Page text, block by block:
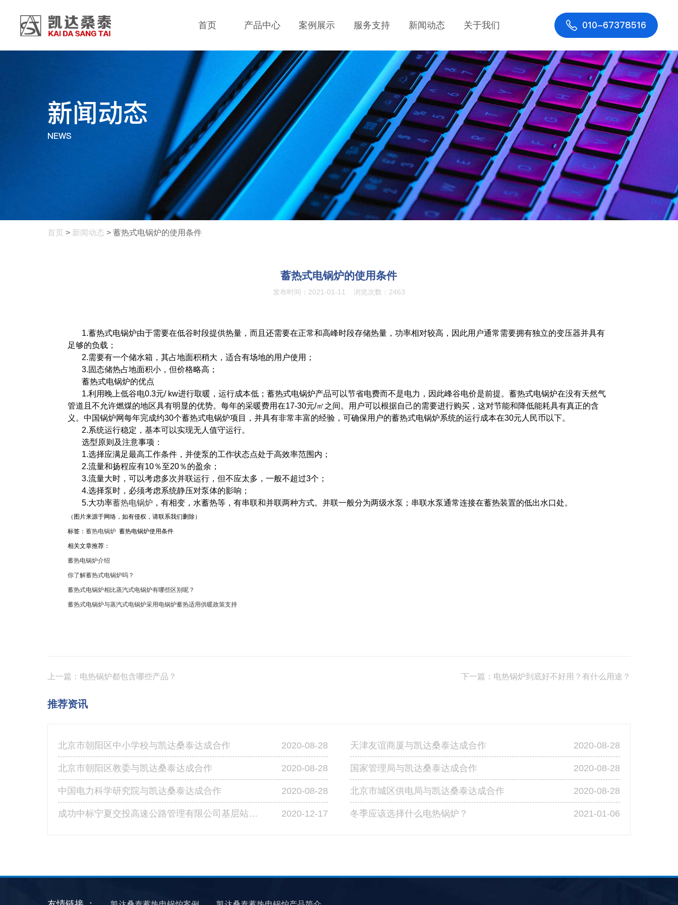
010-67378516
首页 产品中心 案例展示 服务支持 新闻动态 关于我们
新闻动态
NEWS
首页 > 新闻动态 > 蓄热式电锅炉的使用条件
蓄热式电锅炉的使用条件
发布时间：2021-01-11 浏览次数：2463
1.蓄热式电锅炉由于需要在低谷时段提供热量，而且还需要在正常和高峰时段存储热量，功率相对较高，因此用户通常需要拥有独立的变压器并具有
足够的负载；
2.需要有一个储水箱，其占地面积稍大，适合有场地的用户使用；
3.固态储热占地面积小，但价格略高；
蓄热式电锅炉的优点
1.利用晚上低谷电0.3元/ kw进行取暖，运行成本低；蓄热式电锅炉产品可以节省电费而不是电力，因此峰谷电价是前提。蓄热式电锅炉在没有天然气
管道且不允许燃煤的地区具有明显的优势。每年的采暖费用在17-30元/㎡之间。用户可以根据自己的需要进行购买，这对节能和降低能耗具有真正的含
义。中国锅炉网每年完成约30个蓄热式电锅炉项目，并具有非常丰富的经验，可确保用户的蓄热式电锅炉系统的运行成本在30元人民币以下。
2.系统运行稳定，基本可以实现无人值守运行。
选型原则及注意事项：
1.选择应满足最高工作条件，并使泵的工作状态点处于高效率范围内；
2.流量和扬程应有10％至20％的盈余；
3.流量大时，可以考虑多次并联运行，但不应太多，一般不超过3个；
4.选择泵时，必须考虑系统静压对泵体的影响；
5.大功率蓄热电锅炉 ，有相变，水蓄热等，有串联和并联两种方式。并联一般分为两级水泵；串联水泵通常连接在蓄热装置的低出水口处。
（图片来源于网络，如有侵权，请联系我们删除）
标签：蓄热电锅炉 蓄热电锅炉使用条件
相关文章推荐：
蓄热电锅炉介绍
你了解蓄热式电锅炉吗？
蓄热式电锅炉相比蒸汽式电锅炉有哪些区别呢？
蓄热式电锅炉与蒸汽式电锅炉采用电锅炉蓄热适用供暖政策支持
上一篇：电热锅炉都包含哪些产品？ 下一篇：电热锅炉到底好不好用？有什么用途？
推荐资讯
北京市朝阳区中小学校与凯达桑泰达成合作 2020-08-28 天津友谊商厦与凯达桑泰达成合作 2020-08-28
北京市朝阳区教委与凯达桑泰达成合作 2020-08-28 国家管理局与凯达桑泰达成合作 2020-08-28
中国电力科学研究院与凯达桑泰达成合作 2020-08-28 北京市城区供电局与凯达桑泰达成合作 2020-08-28
成功中标宁夏交投高速公路管理有限公司基层站点燃煤改造工程第四标段 2020-12-17 冬季应该选择什么电热锅炉？ 2021-01-06